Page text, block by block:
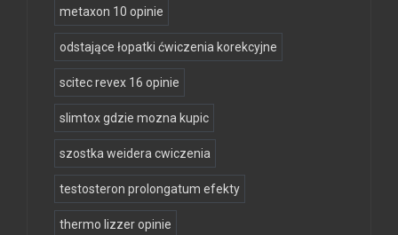
metaxon 10 opinie
odstające łopatki ćwiczenia korekcyjne
scitec revex 16 opinie
slimtox gdzie mozna kupic
szostka weidera cwiczenia
testosteron prolongatum efekty
thermo lizzer opinie